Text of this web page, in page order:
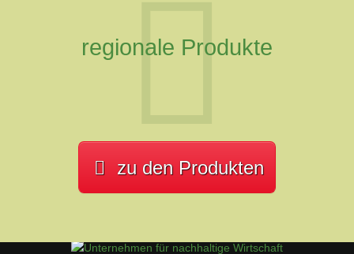
regionale Produkte
zu den Produkten